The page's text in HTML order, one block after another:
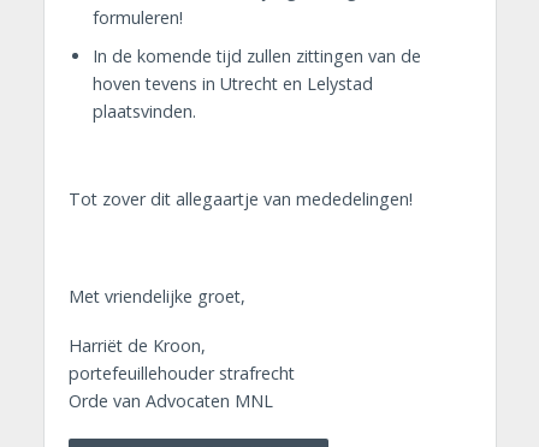
formuleren!
In de komende tijd zullen zittingen van de
hoven tevens in Utrecht en Lelystad
plaatsvinden.
Tot zover dit allegaartje van mededelingen!
Met vriendelijke groet,
Harriët de Kroon,
portefeuillehouder strafrecht
Orde van Advocaten MNL